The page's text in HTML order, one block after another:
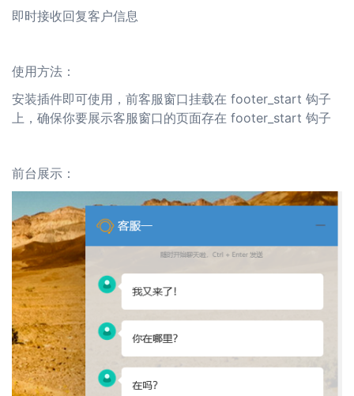
即时接收回复客户信息
使用方法：
安装插件即可使用，前客服窗口挂载在 footer_start 钩子
上，确保你要展示客服窗口的页面存在 footer_start 钩子
前台展示：